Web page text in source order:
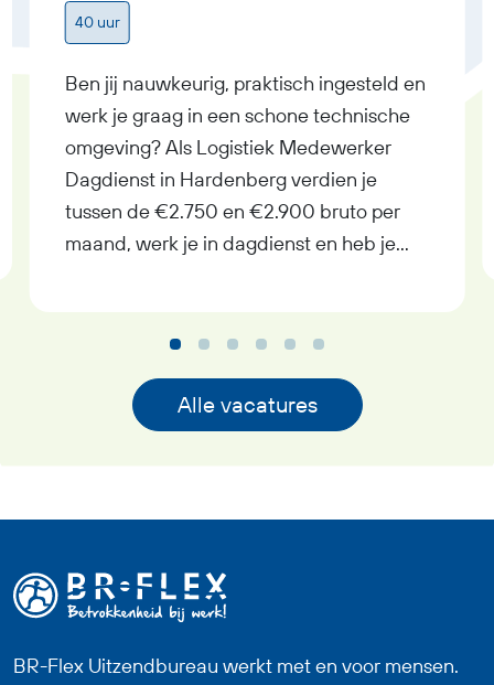
40 uur
Ben jij nauwkeurig, praktisch ingesteld en
werk je graag in een schone technische
omgeving? Als Logistiek Medewerker
Dagdienst in Hardenberg verdien je
tussen de €2.750 en €2.900 bruto per
maand, werk je in dagdienst en heb je
Medewerker Dagdienst krijg je
verantwoordelijkheid, pensioenopbouw
vanaf je eerste werkdag,
samenkomen? Dan past deze functie als
Logistiek Medewerker Dagdienst goed
bij jou.
Alle vacatures
BR-Flex Uitzendbureau werkt met en voor mensen.